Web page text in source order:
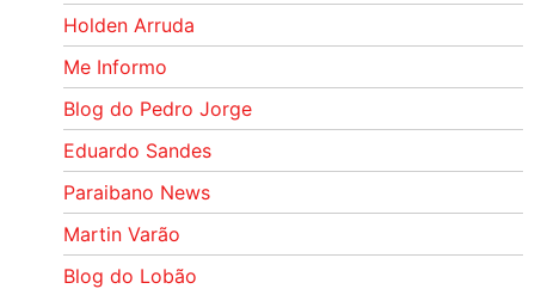
Holden Arruda
Me Informo
Blog do Pedro Jorge
Eduardo Sandes
Paraibano News
Martin Varão
Blog do Lobão